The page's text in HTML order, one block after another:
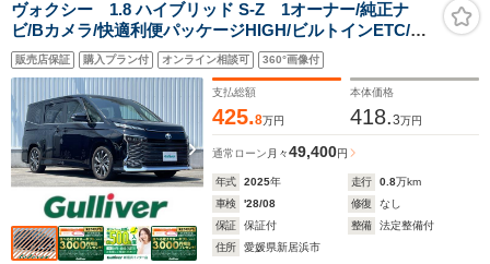
ヴォクシー 1.8 ハイブリッド S-Z 1オーナー/純正ナ
ビ/Bカメラ/快適利便パッケージHIGH/ビルトインETC/D
レコーダー/デジタルインナーミラー/HUD/BSM/プロジェ
クター式LEDライト/PBドア/ハンズフリー両側自動ドア
販売店保証 購入プラン付 オンライン相談可 360°画像付
支払総額
425.8万円
本体価格
418.3万円
通常ローン 月々49,400円
年式 2025年 走行 0.8万km
車検
'28/08 修復
なし
保証
保証付 整備
法定整備付
住所
愛媛県新居浜市